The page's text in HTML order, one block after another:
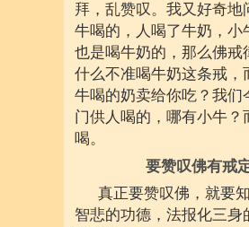
拜，乱赞叹。我又好奇地
牛喝的，人喝了牛奶，小
也是喝牛奶的，那么佛
什么不准喝牛奶这条戒
牛喝的奶卖给你吃？我
门供人喝的，哪有小牛
喝。
要赞叹佛有戒
真正要赞叹佛，就要
智悲的功德，法报化三